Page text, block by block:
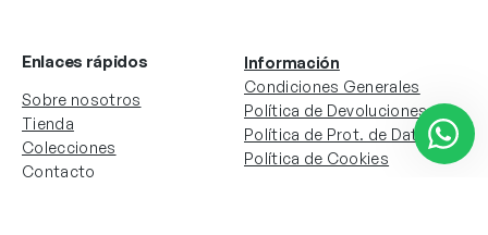
Enlaces rápidos
Sobre nosotros
Tienda
Colecciones
Contacto
Información
Condiciones Generales
Política de Devoluciones
Política de Prot. de Datos
Política de Cookies